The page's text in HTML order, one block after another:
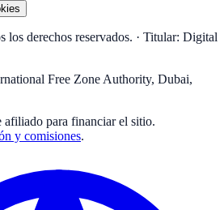
derechos reservados. · Titular: Digital
Free Zone Authority, Dubai,
afiliado para financiar el sitio.
y comisiones.